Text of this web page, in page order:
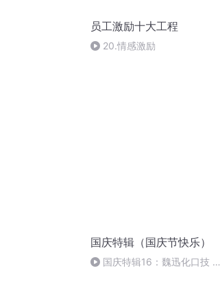
员工激励十大工程
20.情感激励
国庆特辑（国庆节快乐）
国庆特辑16：魏迅化口技 二